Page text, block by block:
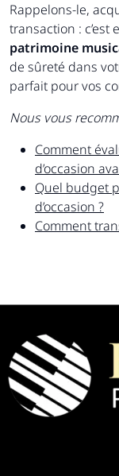
Rappelons-le,
transaction : c’est
patrimoine
de sûreté dans
parfait pour vos
Nous vous
Comment
d’occasion
Quel budget
d’occasion ?
Comment